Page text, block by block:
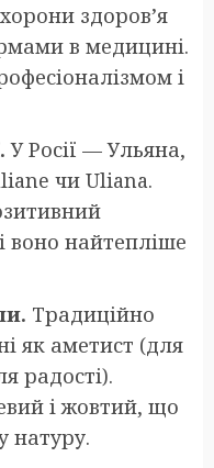
здоров’я
в медицині.
і
У Росії — Ульяна,
чи Uliana.
воно найтепліше
Традиційно
як аметист (для
радості).
і жовтий, що
натуру.